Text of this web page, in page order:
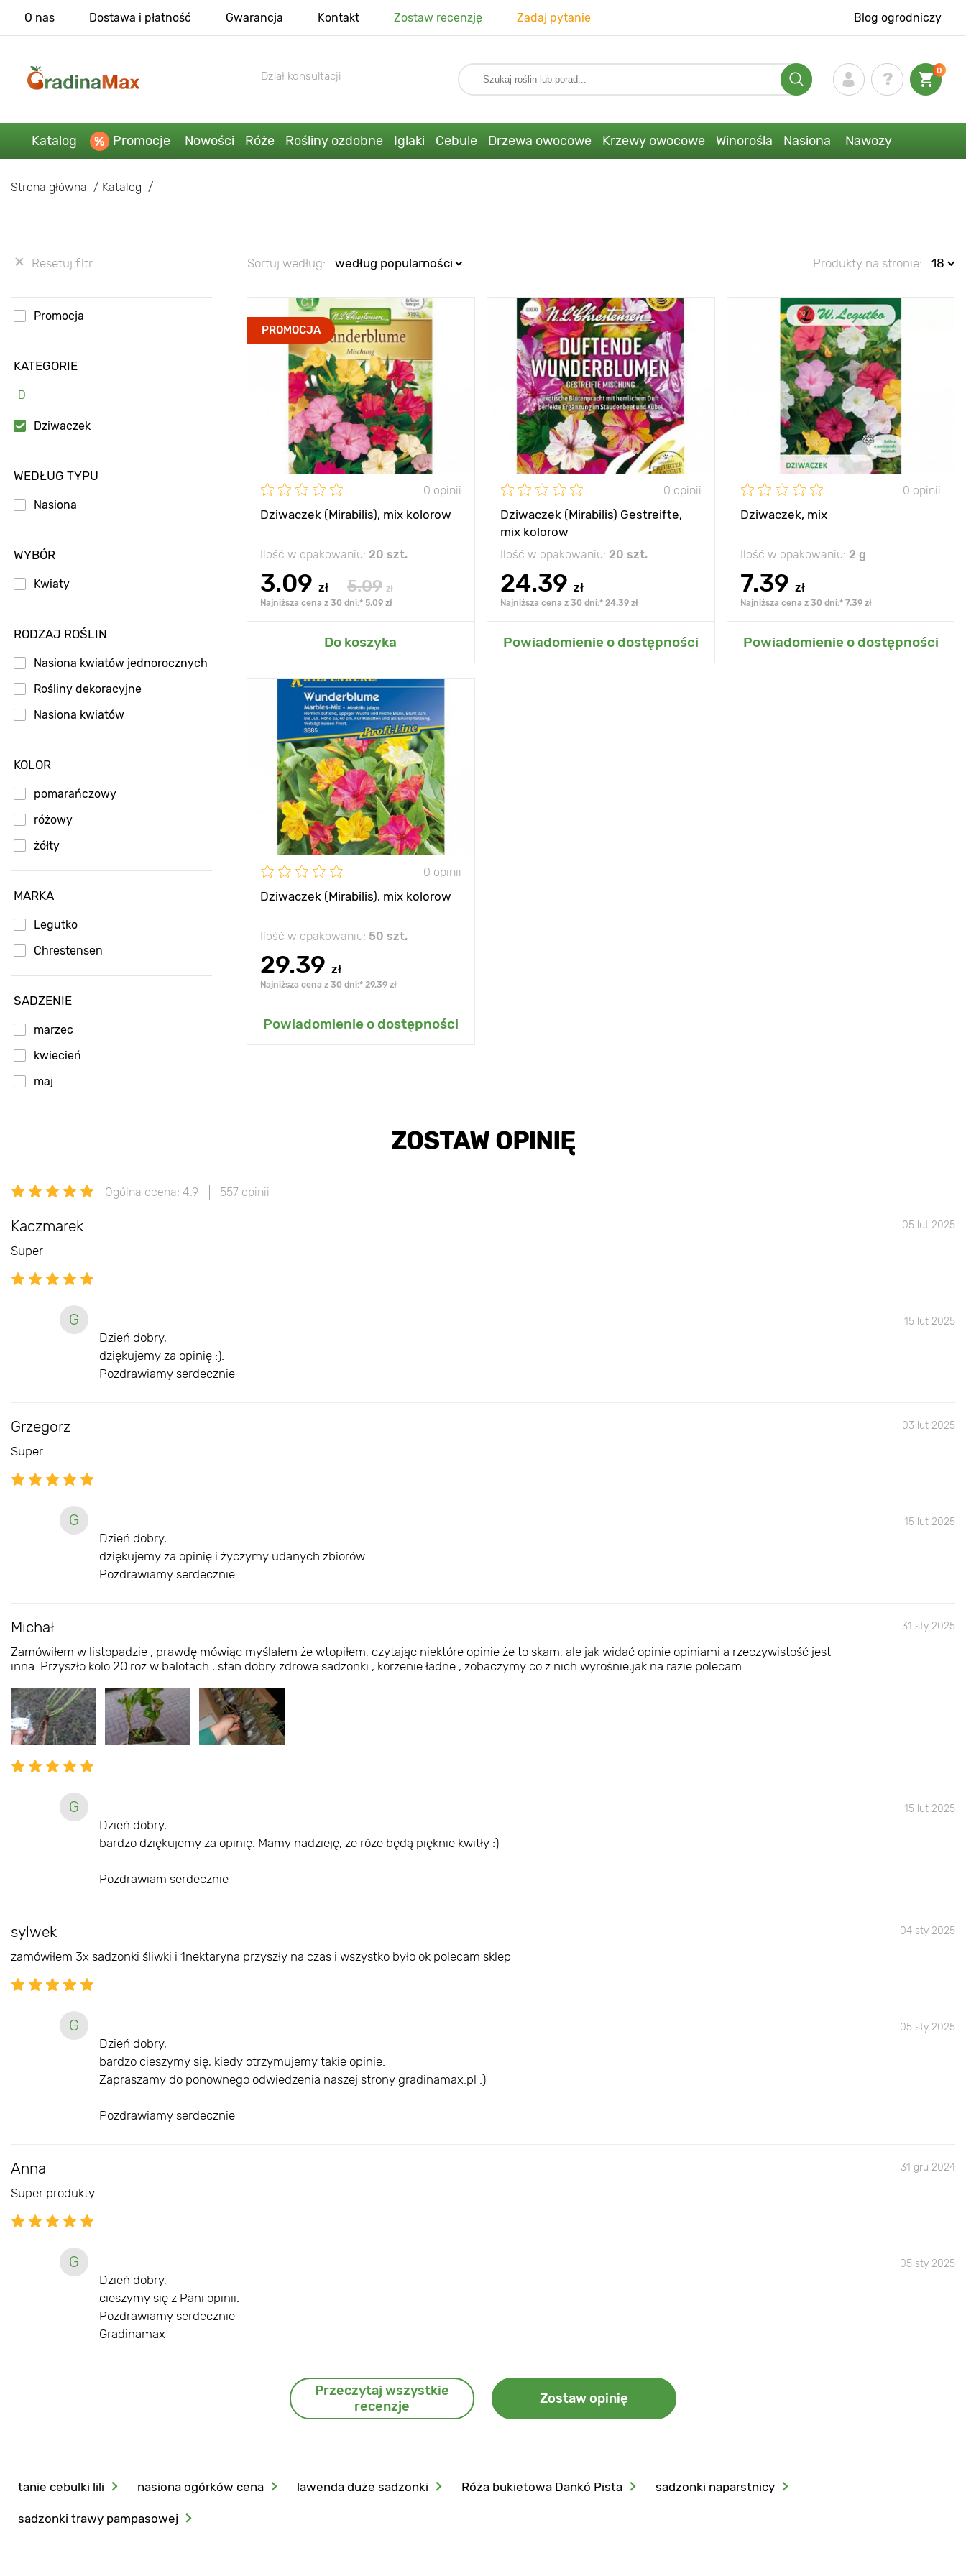
O nas Dostawa i płatność Gwarancja Kontakt Zostaw recenzję Zadaj pytanie Blog ogrodniczy
Dział konsultacji 0
Katalog Promocje Nowości Róże Rośliny ozdobne Iglaki Cebule Drzewa owocowe Krzewy owocowe Winorośla Nasiona Nawozy
Strona główna Katalog
Resetuj filtr
Promocja
KATEGORIE
D
Dziwaczek
WEDŁUG TYPU
Nasiona
WYBÓR
Kwiaty
RODZAJ ROŚLIN
Nasiona kwiatów jednorocznych
Rośliny dekoracyjne
Nasiona kwiatów
KOLOR
pomarańczowy
różowy
żółty
MARKA
Legutko
Chrestensen
SADZENIE
marzec
kwiecień
maj
Sortuj według: według popularności Produkty na stronie: 18
PROMOCJA
0 opinii
Dziwaczek (Mirabilis), mix kolorow
Ilość w opakowaniu: 20 szt.
3.09 zł 5.09 zł
Najniższa cena z 30 dni:* 5.09 zł
Do koszyka
Zalety
wydzielają wspaniały
zapach i przyciągają
Wysokość 40 - 50 cm
Rozstawa 25 х 25 cm
Stanowisko słońce
Dodaj do mojego ogrodu
0 opinii
Dziwaczek (Mirabilis) Gestreifte,
mix kolorow
Ilość w opakowaniu: 20 szt.
24.39 zł
Najniższa cena z 30 dni:* 24.39 zł
Powiadomienie o dostępności
Zalety prawdziwe piękno
Wysokość 80 - 100 cm
Rozstawa 30 - 50 cm
Stanowisko słońce
Dodaj do mojego ogrodu
0 opinii
Dziwaczek, mix
Ilość w opakowaniu: 2 g
7.39 zł
Najniższa cena z 30 dni:* 7.39 zł
Powiadomienie o dostępności
obfite kwitnienie
Wysokość 20 - 30 cm
Rozstawa 20 х 20 cm
Stanowisko
Dodaj do mojego ogrodu
0 opinii
Dziwaczek (Mirabilis), mix kolorow
Ilość w opakowaniu: 50 szt.
29.39 zł
Najniższa cena z 30 dni:* 29.39 zł
Powiadomienie o dostępności
tropikalny akcent
Wysokość 50 - 60 cm
Rozstawa 60 х 40 cm
Stanowisko słońce
Dodaj do mojego ogrodu
ZOSTAW OPINIĘ
Ogólna ocena: 4.9 557 opinii
Kaczmarek 05 lut 2025
Super
G 15 lut 2025
Dzień dobry,
dziękujemy za opinię :).
Pozdrawiamy serdecznie
Grzegorz 03 lut 2025
Super
G 15 lut 2025
Dzień dobry,
dziękujemy za opinię i życzymy udanych zbiorów.
Pozdrawiamy serdecznie
Michał 31 sty 2025
Zamówiłem w listopadzie , prawdę mówiąc myślałem że wtopiłem, czytając niektóre opinie że to skam, ale jak widać opinie opiniami a rzeczywistość jest
inna .Przyszło kolo 20 roż w balotach , stan dobry zdrowe sadzonki , korzenie ładne , zobaczymy co z nich wyrośnie,jak na razie polecam
G 15 lut 2025
Dzień dobry,
bardzo dziękujemy za opinię. Mamy nadzieję, że róże będą pięknie kwitły :)
Pozdrawiam serdecznie
sylwek 04 sty 2025
zamówiłem 3x sadzonki śliwki i 1nektaryna przyszły na czas i wszystko było ok polecam sklep
G 05 sty 2025
Dzień dobry,
bardzo cieszymy się, kiedy otrzymujemy takie opinie.
Zapraszamy do ponownego odwiedzenia naszej strony gradinamax.pl :)
Pozdrawiamy serdecznie
Anna 31 gru 2024
Super produkty
G 05 sty 2025
Dzień dobry,
cieszymy się z Pani opinii.
Pozdrawiamy serdecznie
Gradinamax
Przeczytaj wszystkie
recenzje
Zostaw opinię
tanie cebulki lili nasiona ogórków cena lawenda duże sadzonki Róża bukietowa Dankó Pista sadzonki naparstnicy
sadzonki trawy pampasowej